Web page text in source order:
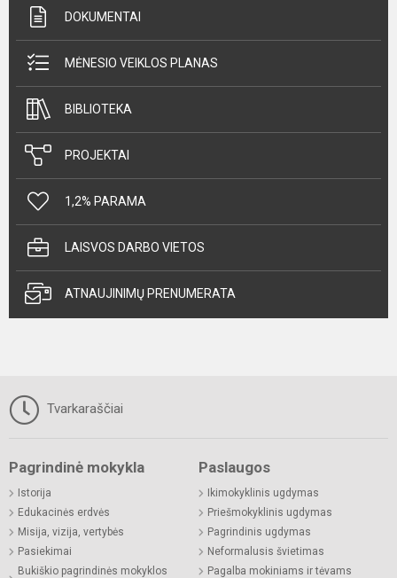
DOKUMENTAI
MĖNESIO VEIKLOS PLANAS
BIBLIOTEKA
PROJEKTAI
1,2% PARAMA
LAISVOS DARBO VIETOS
ATNAUJINIMŲ PRENUMERATA
Tvarkaraščiai
Pagrindinė mokykla
Istorija
Edukacinės erdvės
Misija, vizija, vertybės
Pasiekimai
Bukiškio pagrindinės mokyklos
Paslaugos
Ikimokyklinis ugdymas
Priešmokyklinis ugdymas
Pagrindinis ugdymas
Neformalusis švietimas
Pagalba mokiniams ir tėvams